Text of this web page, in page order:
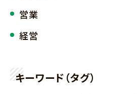
営業
経営
キーワード（タグ）